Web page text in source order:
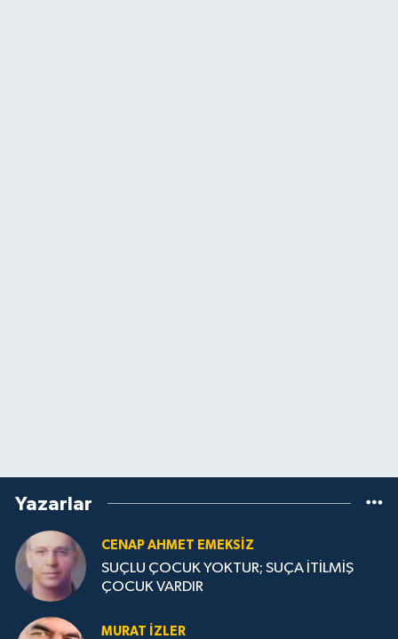
Yazarlar
CENAP AHMET EMEKSİZ
SUÇLU ÇOCUK YOKTUR; SUÇA İTİLMİŞ
ÇOCUK VARDIR
MURAT İZLER